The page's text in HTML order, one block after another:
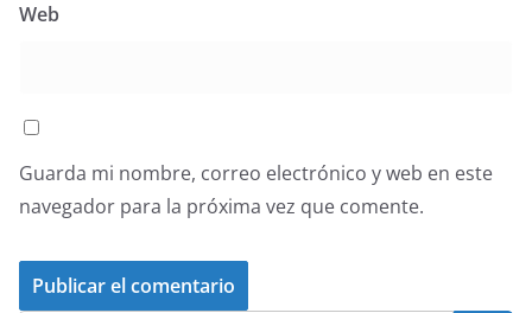
Web
Guarda mi nombre, correo electrónico y web en este
navegador para la próxima vez que comente.